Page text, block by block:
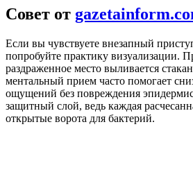
Совет от
Если вы чувствуете внезапный
попробуйте практику визуализации.
раздраженное место выливается
ментальный прием часто помогает
ощущений без повреждения
защитный слой, ведь каждая
открытые ворота для бактерий.